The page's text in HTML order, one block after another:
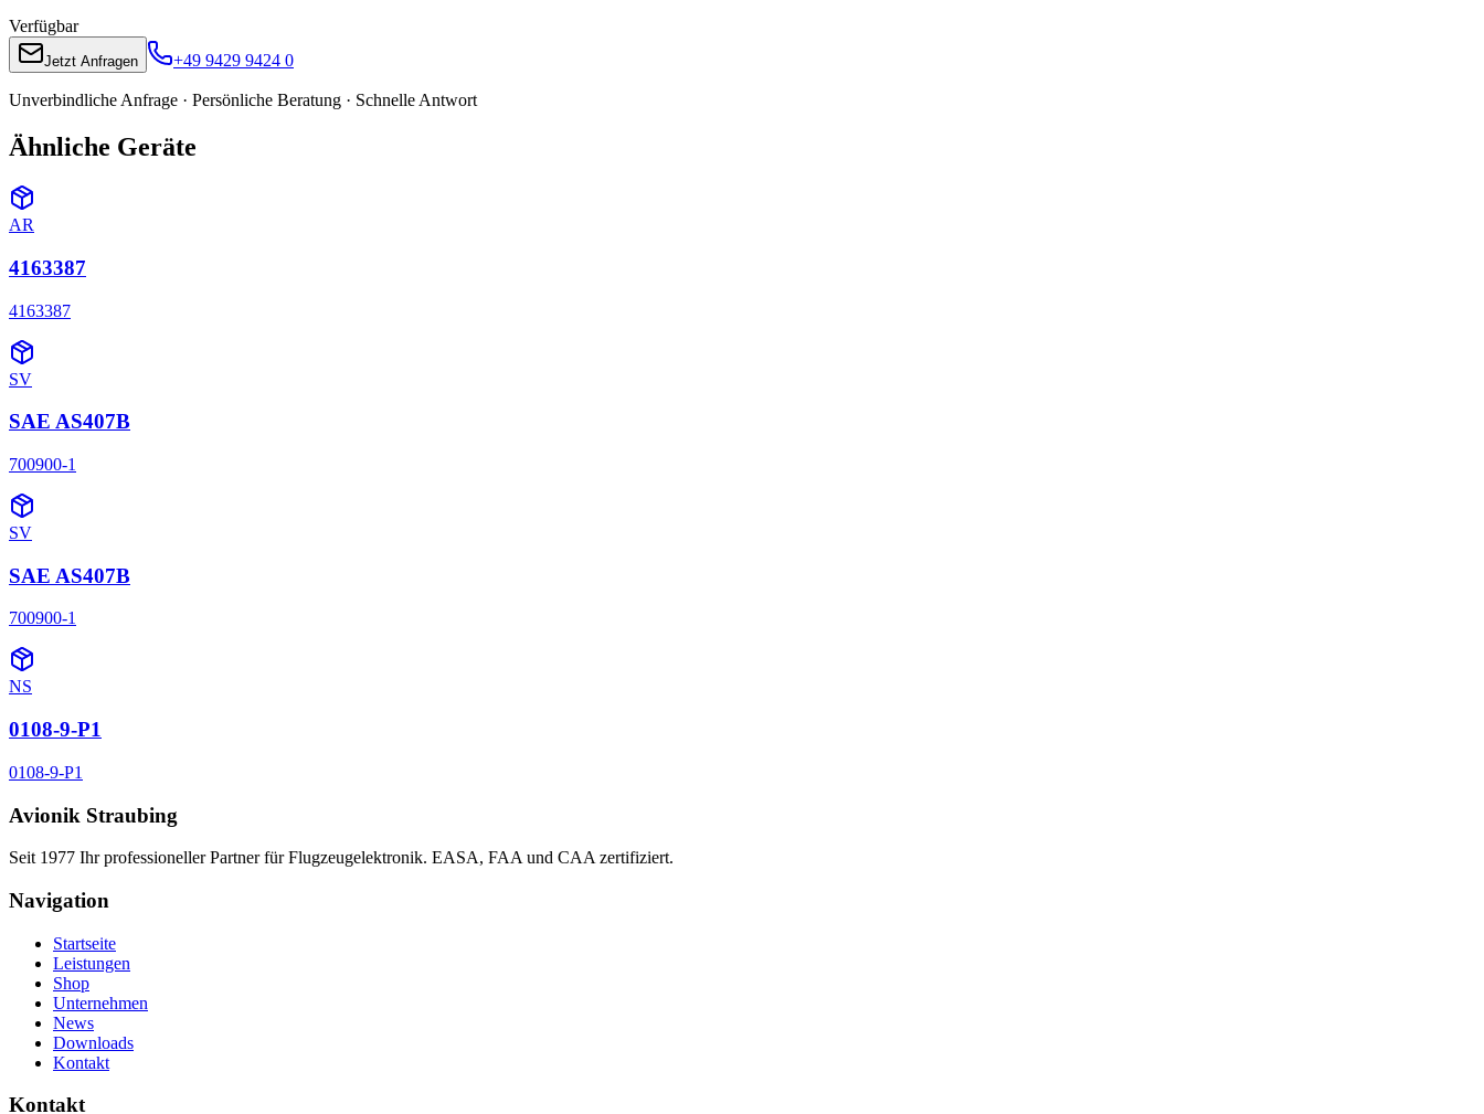
Verfügbar
Jetzt Anfragen +49 9429 9424 0
Unverbindliche Anfrage · Persönliche Beratung · Schnelle Antwort
Ähnliche Geräte
AR
4163387
4163387
SV
SAE AS407B
700900-1
SV
SAE AS407B
700900-1
NS
0108-9-P1
0108-9-P1
Avionik Straubing
Seit 1977 Ihr professioneller Partner für Flugzeugelektronik. EASA, FAA und CAA zertifiziert.
Navigation
Startseite
Leistungen
Shop
Unternehmen
News
Downloads
Kontakt
Kontakt